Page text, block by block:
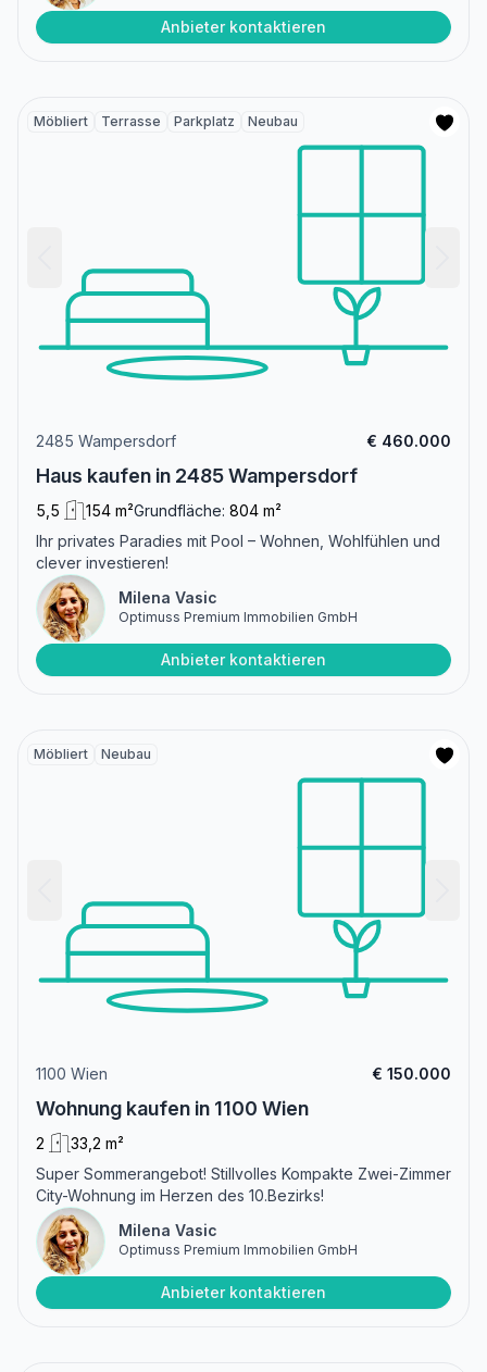
Anbieter kontaktieren
Möbliert Terrasse Parkplatz Neubau
2485 Wampersdorf € 460.000
Haus kaufen in 2485 Wampersdorf
5,5 154 m²Grundfläche: 804 m²
Ihr privates Paradies mit Pool – Wohnen, Wohlfühlen und
clever investieren!
Milena Vasic
Optimuss Premium Immobilien GmbH
Anbieter kontaktieren
Möbliert Neubau
1100 Wien € 150.000
Wohnung kaufen in 1100 Wien
2
33,2 m²
Super Sommerangebot! Stillvolles Kompakte Zwei-Zimmer
City-Wohnung im Herzen des 10.Bezirks!
Milena Vasic
Optimuss Premium Immobilien GmbH
Anbieter kontaktieren